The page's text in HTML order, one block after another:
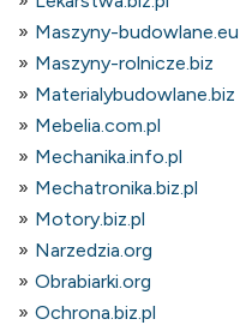
Maszyny-budowlane.eu
Maszyny-rolnicze.biz
Materialybudowlane.biz
Mebelia.com.pl
Mechanika.info.pl
Mechatronika.biz.pl
Motory.biz.pl
Narzedzia.org
Obrabiarki.org
Ochrona.biz.pl